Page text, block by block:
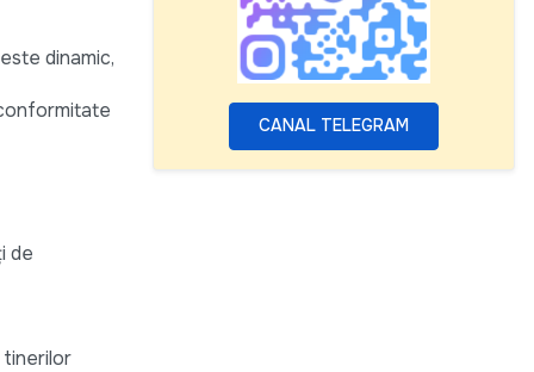
dinamic,
de
tinerilor
CANAL TELEGRAM